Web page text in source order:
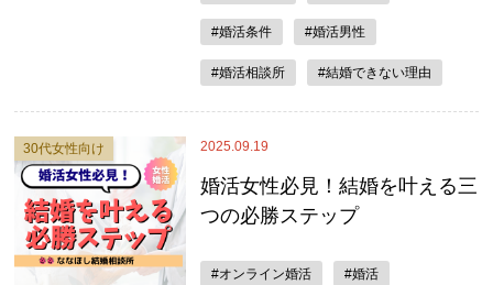
#婚活条件 #婚活男性
#婚活相談所 #結婚できない理由
2025.09.19
30代女性向け
婚活女性必見！結婚を叶える三
つの必勝ステップ
#オンライン婚活 #婚活